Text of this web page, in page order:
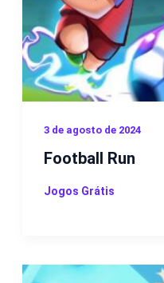
3 de agosto de 2024
Football Run
Jogos Grátis